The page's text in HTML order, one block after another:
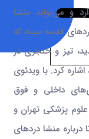
و می‌تواند منشا
قفسه سینه که
تیز و خنجری در
کرد. با ویدئوی
داخلی و فوق
پزشکی تهران و
منشا دردهای